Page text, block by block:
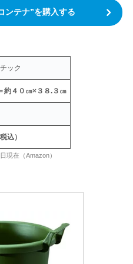
ンテナ”を購入する
ック
約４０㎝×３８.３㎝
込）
現在（Amazon）